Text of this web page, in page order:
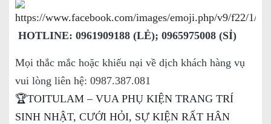
HOTLINE: 0961909188 (LẺ); 0965975008 (SỈ)
Mọi thắc mắc hoặc khiếu nại về dịch khách hàng vụ
vui lòng liên hệ: 0987.387.081
🏆TOITULAM – VUA PHỤ KIỆN TRANG TRÍ
SINH NHẬT, CƯỚI HỎI, SỰ KIỆN RẤT HÂN